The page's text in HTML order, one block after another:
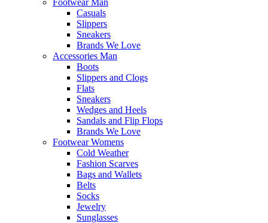
Footwear Man
Casuals
Slippers
Sneakers
Brands We Love
Accessories Man
Boots
Slippers and Clogs
Flats
Sneakers
Wedges and Heels
Sandals and Flip Flops
Brands We Love
Footwear Womens
Cold Weather
Fashion Scarves
Bags and Wallets
Belts
Socks
Jewelry
Sunglasses